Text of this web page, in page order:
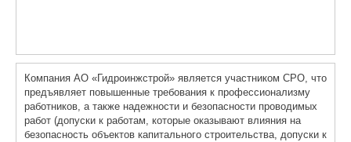
Компания АО «Гидроинжстрой» является участником СРО, что
предъявляет повышенные требования к профессионализму
работников, а также надежности и безопасности проводимых
работ (допуски к работам, которые оказывают влияния на
безопасность объектов капитального строительства, допуски к